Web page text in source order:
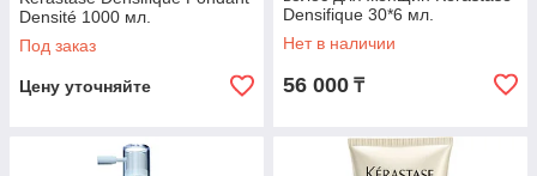
Densité 1000 мл.
Под заказ
Цену уточняйте
Densifique 30*6 мл.
Нет в наличии
56 000 ₸